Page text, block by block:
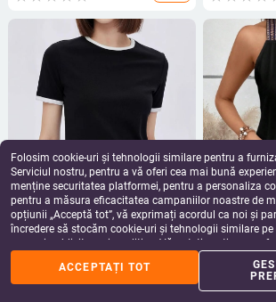
Tricou subțire cu mânecă scurtă și
șnur pentru femei, cu blocuri de
culoare, lichidare de stoc Global
Cross-Border, 200g, export, culoare
78.71Lei
add_shopping_cart
Vestă fără
pentru femei,
europeană
și vară,
pentru femei
100.60
Folosim cookie-uri și tehnologii similare pentru a
Serviciul nostru, pentru a vă oferi cea mai bună
menține securitatea platformei, pentru a personaliza
pentru a măsura eficacitatea campaniilor noastre de
opțiunii „Acceptă tot”, vă exprimați acordul ca noi și
încredere să stocăm cookie-uri și tehnologii similare
scopuri publicitare și analitice. Vă puteți gestiona
făcând clic pe „Gestionează preferințele”. Pentru mai
rugăm să consultațiPolitica noastră de
ACCEPTAȚI TOT